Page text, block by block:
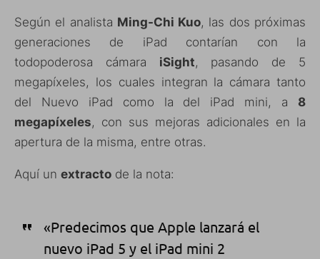
Según el analista Ming-Chi Kuo, las dos próximas
generaciones de iPad contarían con la
todopoderosa cámara iSight, pasando de 5
megapíxeles, los cuales integran la cámara tanto
del Nuevo iPad como la del iPad mini, a 8
megapíxeles, con sus mejoras adicionales en la
apertura de la misma, entre otras.
Aquí un extracto de la nota:
«Predecimos que Apple lanzará el
nuevo iPad 5 y el iPad mini 2